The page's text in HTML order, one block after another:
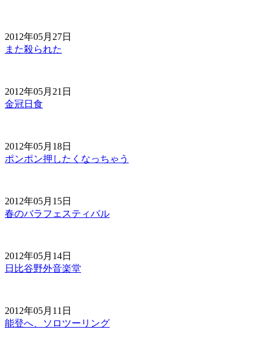
2012年05月27日
また殺られた
2012年05月21日
金冠日食
2012年05月18日
ポンポン押したくなっちゃう
2012年05月15日
春のバラフェスティバル
2012年05月14日
日比谷野外音楽堂
2012年05月11日
能登へ、ソロツーリング